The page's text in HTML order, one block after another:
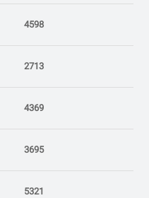
4598
2713
4369
3695
5321